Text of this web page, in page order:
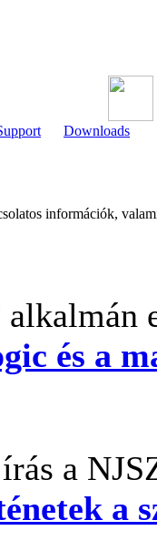
Downloads
információk,
és a
a
a